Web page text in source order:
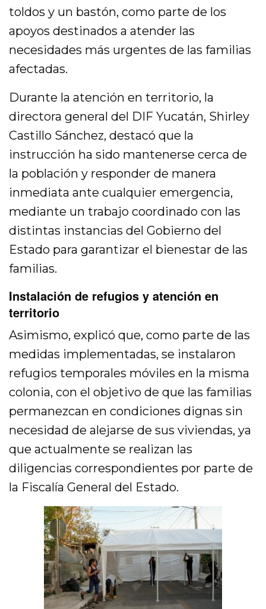
toldos y un bastón, como parte de los
apoyos destinados a atender las
necesidades más urgentes de las familias
afectadas.
Durante la atención en territorio, la
directora general del DIF Yucatán, Shirley
Castillo Sánchez, destacó que la
instrucción ha sido mantenerse cerca de
la población y responder de manera
inmediata ante cualquier emergencia,
mediante un trabajo coordinado con las
distintas instancias del Gobierno del
Estado para garantizar el bienestar de las
familias.
Instalación de refugios y atención en
territorio
Asimismo, explicó que, como parte de las
medidas implementadas, se instalaron
refugios temporales móviles en la misma
colonia, con el objetivo de que las familias
permanezcan en condiciones dignas sin
necesidad de alejarse de sus viviendas, ya
que actualmente se realizan las
diligencias correspondientes por parte de
la Fiscalía General del Estado.